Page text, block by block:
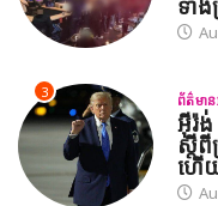
ទាំ
3 ព័ត៌មាន
អ៊ីរ៉ង់
ស្តី
ហើ